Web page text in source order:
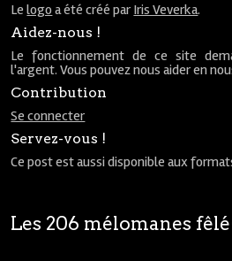
Lelogo a été créé par Iris Veverka.
Aidez-nous !
Le fonctionnement de ce site
l'argent. Vous pouvez nous aider en
Contribution
Se connecter
Servez-vous !
Ce post est aussi disponible aux
Les 206 mélomanes